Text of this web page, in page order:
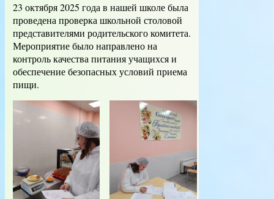
23 октября 2025 года в нашей школе была
проведена проверка школьной столовой
представителями родительского комитета.
Мероприятие было направлено на
контроль качества питания учащихся и
обеспечение безопасных условий приема
пищи.